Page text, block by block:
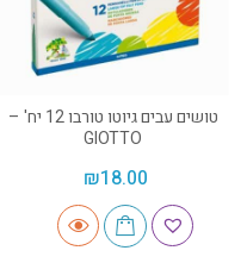
טושים עבים גיוטו טורבו 12 יח' –
GIOTTO
₪18.00